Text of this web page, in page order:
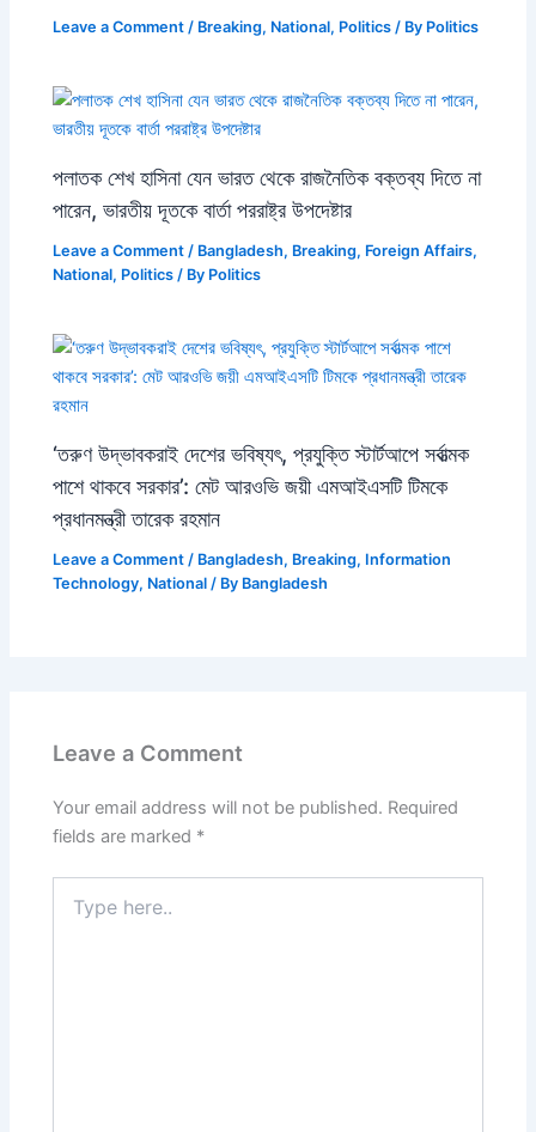
Leave a Comment / Breaking, National, Politics / By Politics
পলাতক শেখ হাসিনা যেন ভারত থেকে রাজনৈতিক বক্তব্য দিতে না
পারেন, ভারতীয় দূতকে বার্তা পররাষ্ট্র উপদেষ্টার
Leave a Comment / Bangladesh, Breaking, Foreign Affairs,
National, Politics / By Politics
‘তরুণ উদ্ভাবকরাই দেশের ভবিষ্যৎ, প্রযুক্তি স্টার্টআপে সর্বাত্মক
পাশে থাকবে সরকার’: মেট আরওভি জয়ী এমআইএসটি টিমকে
প্রধানমন্ত্রী তারেক রহমান
Leave a Comment / Bangladesh, Breaking, Information
Technology, National / By Bangladesh
Leave a Comment
Your email address will not be published. Required
fields are marked *
here..